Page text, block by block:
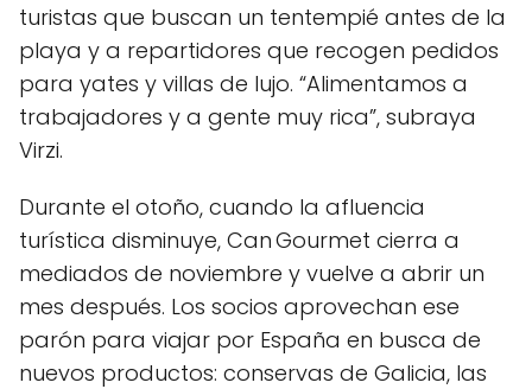
turistas que buscan un tentempié antes de la
playa y a repartidores que recogen pedidos
para yates y villas de lujo. “Alimentamos a
trabajadores y a gente muy rica”, subraya
Virzi.
Durante el otoño, cuando la afluencia
turística disminuye, Can Gourmet cierra a
mediados de noviembre y vuelve a abrir un
mes después. Los socios aprovechan ese
parón para viajar por España en busca de
nuevos productos: conservas de Galicia, las